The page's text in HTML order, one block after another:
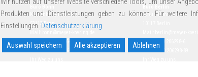
Kurt-Schumacher-Str. 14
53113 Bonn
Tel.
+49 228 72636-0
Fax +49 228 72636-77
Büro Berlin
Schumannstraße 18
Tel.
Produkten und Dienstleistungen geben zu können. Für weitere
Einstellungen. Datenschutzerklärung
Auswahl speichern Alle akzeptieren Ablehnen